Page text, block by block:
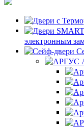
электронным